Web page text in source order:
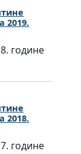
2019.
године
2018.
године